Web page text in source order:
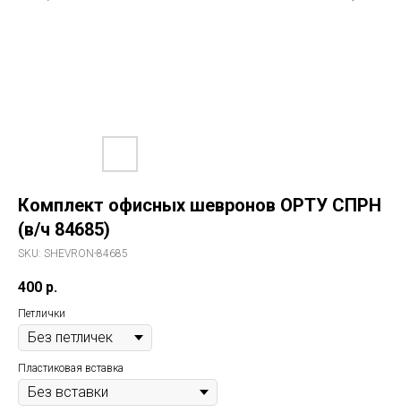
Комплект офисных шевронов ОРТУ СПРН
(в/ч 84685)
SKU: SHEVRON-84685
400 р.
Петлички
Пластиковая вставка